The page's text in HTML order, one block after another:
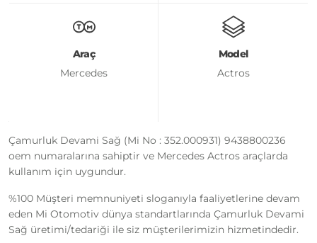
Araç
Mercedes
Model
Actros
Çamurluk Devami Sağ (Mi No : 352.000931) 9438800236
oem numaralarına sahiptir ve Mercedes Actros araçlarda
kullanım için uygundur.
%100 Müşteri memnuniyeti sloganıyla faaliyetlerine devam
eden Mi Otomotiv dünya standartlarında Çamurluk Devami
Sağ üretimi/tedariği ile siz müşterilerimizin hizmetindedir.